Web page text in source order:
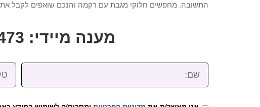
התשובה. מחפשים חלוקי מגבת עם רקמה והנכם שואפים לקבל את
מענה מיידי: 072-3922-473
שם: